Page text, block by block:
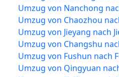
Umzug von Nanchong
Umzug von Chaozhou
Umzug von Jieyang nach
Umzug von Changshu
Umzug von Fushun nach
Umzug von Qingyuan